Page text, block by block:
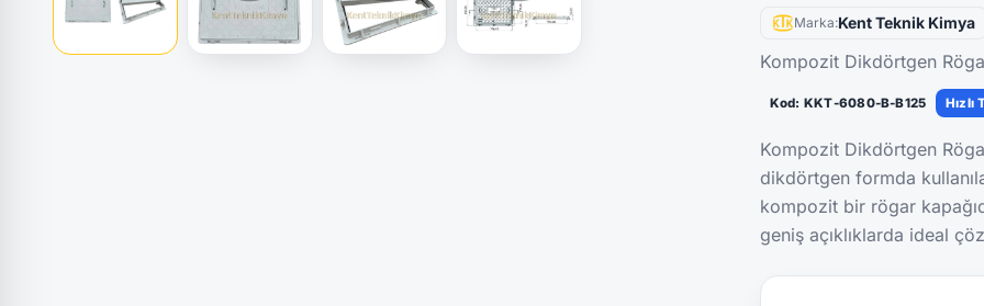
Marka:Kent Teknik Kimya
Kompozit Dikdörtgen
Kod: KKT-6080-B-B125 Hızlı
Kompozit Dikdörtgen
dikdörtgen formda
kompozit bir rögar
geniş açıklıklarda ideal